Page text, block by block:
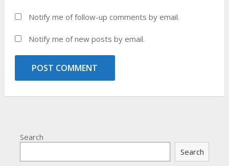
Notify me of follow-up comments by email.
Notify me of new posts by email.
Search
Search